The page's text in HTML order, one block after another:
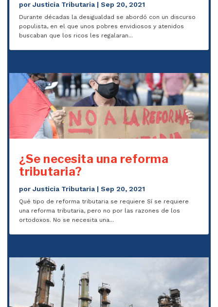
porJusticia Tributaria |Sep 20, 2021
Durante décadas la desigualdad se abordó con un discurso
populista, en el que unos pobres envidiosos y atenidos
buscaban que los ricos les regalaran...
¿Se necesita una reforma
tributaria?
porJusticia Tributaria |Sep 20, 2021
Qué tipo de reforma tributaria se requiere Sí se requiere
una reforma tributaria, pero no por las razones de los
ortodoxos. No se necesita una...